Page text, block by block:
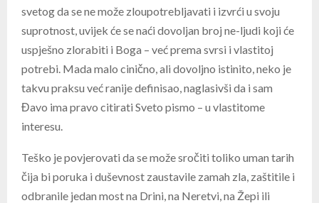
svetog da se ne može zloupotrebljavati i izvrći u svoju
suprotnost, uvijek će se naći dovoljan broj ne-ljudi koji će
uspješno zlorabiti i Boga – već prema svrsi i vlastitoj
potrebi. Mada malo cinično, ali dovoljno istinito, neko je
takvu praksu već ranije definisao, naglasivši da i sam
Đavo ima pravo citirati Sveto pismo – u vlastitome
interesu.
Teško je povjerovati da se može sročiti toliko uman tarih
čija bi poruka i duševnost zaustavile zamah zla, zaštitile i
odbranile jedan most na Drini, na Neretvi, na Žepi ili